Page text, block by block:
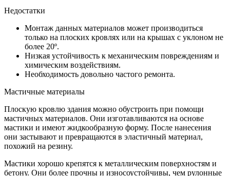
Недостатки
Монтаж данных материалов может производиться
только на плоских кровлях или на крышах с уклоном не
более 20º.
Низкая устойчивость к механическим повреждениям и
химическим воздействиям.
Необходимость довольно частого ремонта.
Мастичные материалы
Плоскую кровлю здания можно обустроить при помощи
мастичных материалов. Они изготавливаются на основе
мастики и имеют жидкообразную форму. После нанесения
они застывают и превращаются в эластичный материал,
похожий на резину.
Мастики хорошо крепятся к металлическим поверхностям и
бетону. Они более прочны и износоустойчивы, чем рулонные